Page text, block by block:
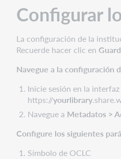
Configurar
los
ajustes
del
registro
de
institución
Habilitar
registros
Personalizar
registros
Configurar
La configuración de la
Recuerde hacer clic en
Navegue a la configuración
Inicie sesión en la
https://yourlibrary
Navegue a Metadatos >
Configure los siguientes
Símbolo de OCLC